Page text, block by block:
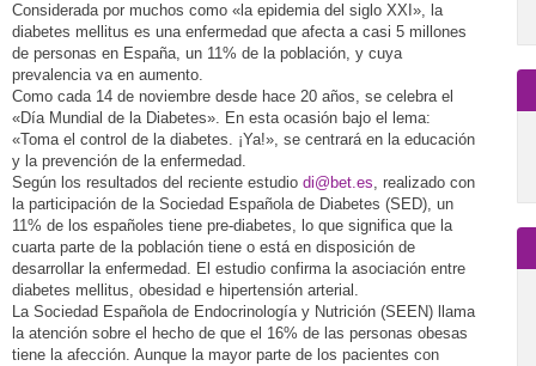
Considerada por muchos como «la epidemia del siglo XXI», la
diabetes mellitus es una enfermedad que afecta a casi 5 millones
de personas en España, un 11% de la población, y cuya
prevalencia va en aumento.
Como cada 14 de noviembre desde hace 20 años, se celebra el
«Día Mundial de la Diabetes». En esta ocasión bajo el lema:
«Toma el control de la diabetes. ¡Ya!», se centrará en la educación
y la prevención de la enfermedad.
Según los resultados del reciente estudio di@bet.es, realizado con
la participación de la Sociedad Española de Diabetes (SED), un
11% de los españoles tiene pre-diabetes, lo que significa que la
cuarta parte de la población tiene o está en disposición de
desarrollar la enfermedad. El estudio confirma la asociación entre
diabetes mellitus, obesidad e hipertensión arterial.
La Sociedad Española de Endocrinología y Nutrición (SEEN) llama
la atención sobre el hecho de que el 16% de las personas obesas
tiene la afección. Aunque la mayor parte de los pacientes con